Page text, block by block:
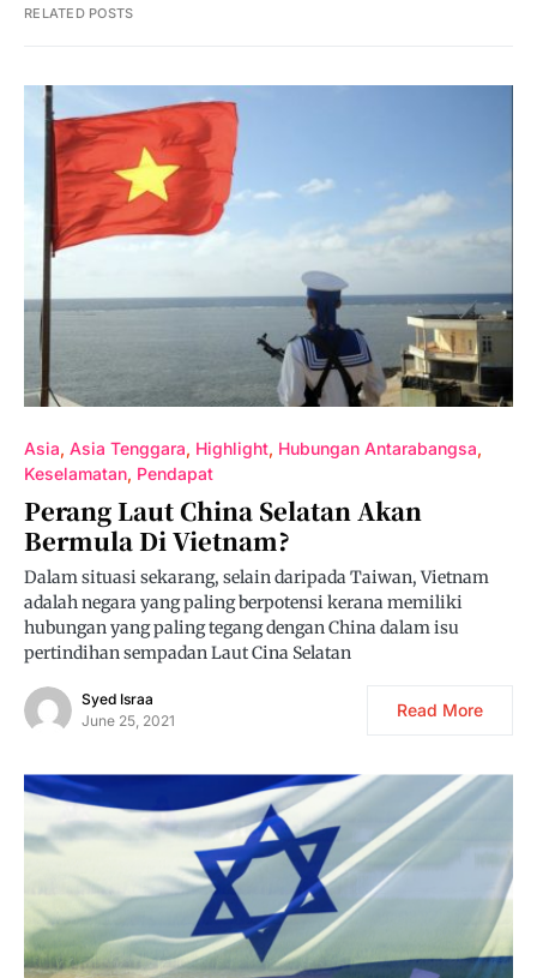
RELATED POSTS
Asia Asia Tenggara Highlight Hubungan Antarabangsa
Keselamatan Pendapat
Perang Laut China Selatan Akan
Bermula Di Vietnam?
Dalam situasi sekarang, selain daripada Taiwan, Vietnam
adalah negara yang paling berpotensi kerana memiliki
hubungan yang paling tegang dengan China dalam isu
pertindihan sempadan Laut Cina Selatan
Syed Israa
June 25, 2021
Read More